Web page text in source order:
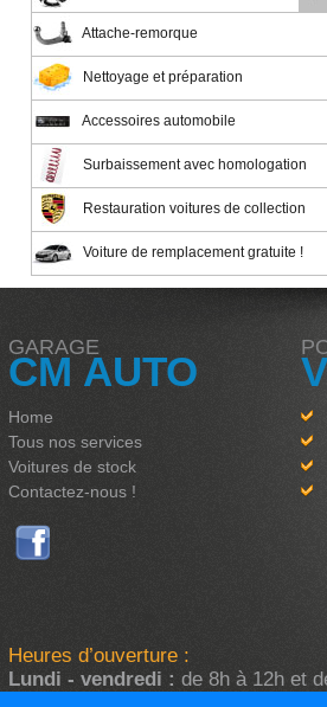
Attache-remorque
Nettoyage et préparation
Accessoires automobile
Surbaissement avec homologation
Restauration voitures de collection
Voiture de remplacement gratuite !
GARAGE
CM AUTO
Home
Tous nos services
Voitures de stock
Contactez-nous !
Heures d’ouverture :
Lundi - vendredi : de 8h à 12h et